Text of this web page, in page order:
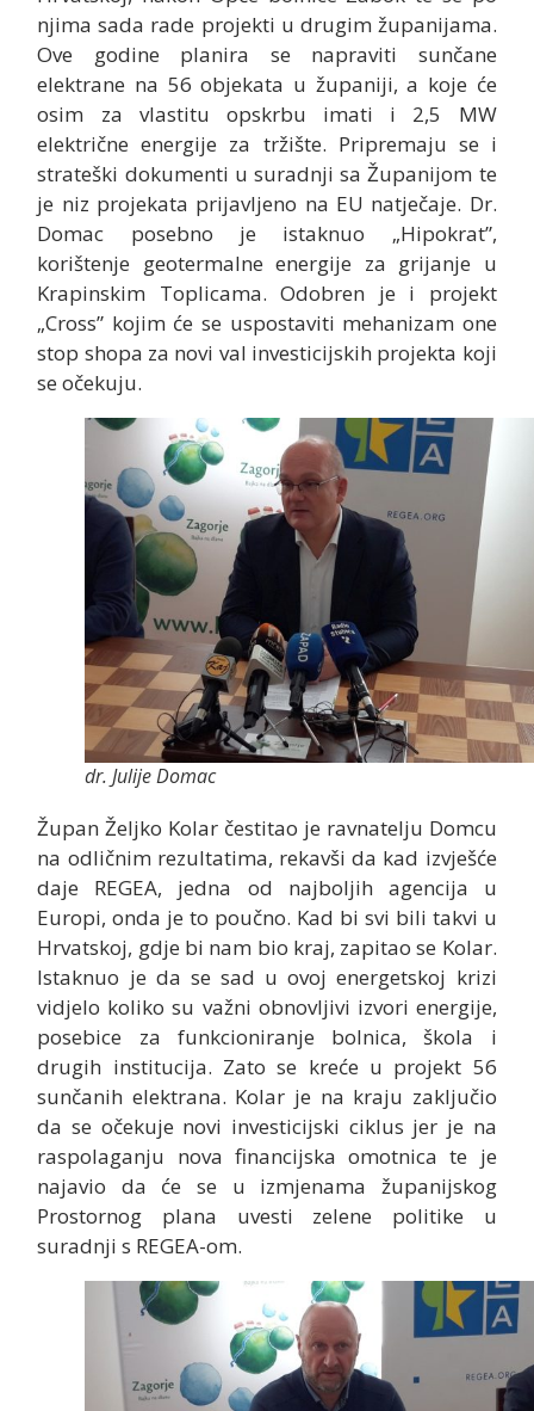
njima sada rade projekti u drugim županijama.
Ove godine planira se napraviti sunčane
elektrane na 56 objekata u županiji, a koje će
osim za vlastitu opskrbu imati i 2,5 MW
električne energije za tržište. Pripremaju se i
strateški dokumenti u suradnji sa Županijom te
je niz projekata prijavljeno na EU natječaje. Dr.
Domac posebno je istaknuo „Hipokrat”,
korištenje geotermalne energije za grijanje u
Krapinskim Toplicama. Odobren je i projekt
„Cross” kojim će se uspostaviti mehanizam one
stop shopa za novi val investicijskih projekta koji
se očekuju.
dr. Julije Domac
Župan Željko Kolar čestitao je ravnatelju Domcu
na odličnim rezultatima, rekavši da kad izvješće
daje REGEA, jedna od najboljih agencija u
Europi, onda je to poučno. Kad bi svi bili takvi u
Hrvatskoj, gdje bi nam bio kraj, zapitao se Kolar.
Istaknuo je da se sad u ovoj energetskoj krizi
vidjelo koliko su važni obnovljivi izvori energije,
posebice za funkcioniranje bolnica, škola i
drugih institucija. Zato se kreće u projekt 56
sunčanih elektrana. Kolar je na kraju zaključio
da se očekuje novi investicijski ciklus jer je na
raspolaganju nova financijska omotnica te je
najavio da će se u izmjenama županijskog
Prostornog plana uvesti zelene politike u
suradnji s REGEA-om.